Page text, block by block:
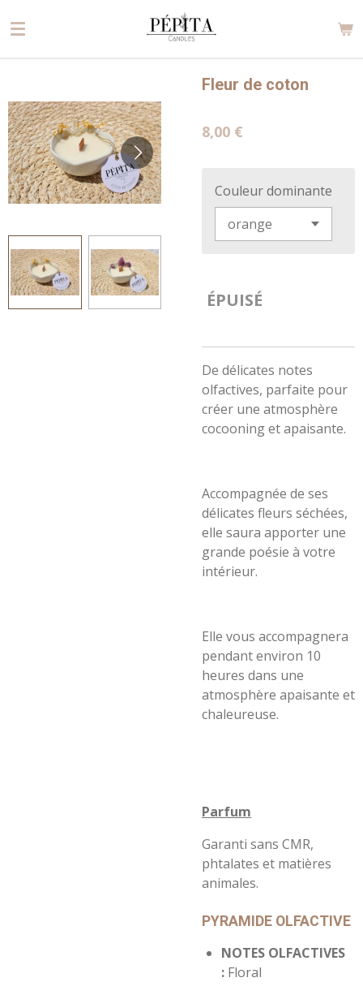
au
Fleur de coton
8,00 €
Couleur dominante
ÉPUISÉ
De délicates notes
olfactives, parfaite pour
créer une atmosphère
cocooning et apaisante.
Accompagnée de ses
délicates fleurs séchées,
elle saura apporter une
grande poésie à votre
intérieur.
Elle vous accompagnera
pendant environ 10
heures dans une
atmosphère apaisante et
chaleureuse.
Parfum
Garanti sans CMR,
phtalates et matières
animales.
PYRAMIDE OLFACTIVE
NOTES OLFACTIVES
: Floral